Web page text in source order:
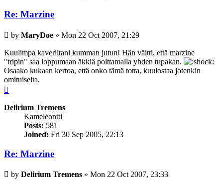
Re: Marzine
Post
by MaryDoe » Mon 22 Oct 2007, 21:29
Kuulimpa kaveriltani kumman jutun! Hän väitti, että marzine
"tripin" saa loppumaan äkkiä polttamalla yhden tupakan.
Osaako kukaan kertoa, että onko tämä totta, kuulostaa jotenkin
omituiselta.
Delirium Tremens
Kameleontti
Posts: 581
Joined: Fri 30 Sep 2005, 22:13
Re: Marzine
Post
by Delirium Tremens » Mon 22 Oct 2007, 23:33